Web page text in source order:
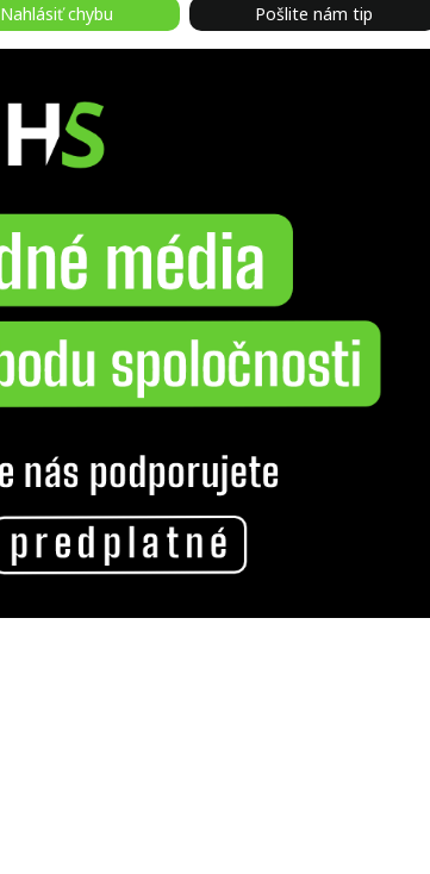
Nahlásiť chybu Pošlite nám tip